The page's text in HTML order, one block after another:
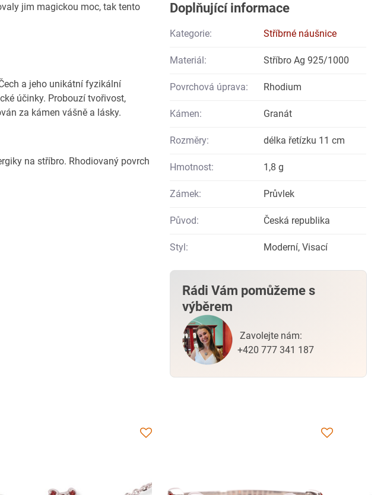
jim magickou moc, tak tento
a jeho unikátní fyzikální
účinky. Probouzí tvořivost,
za kámen vášně a lásky.
na stříbro. Rhodiovaný povrch
Doplňující informace
Kategorie: Stříbrné náušnice
Materiál: Stříbro Ag 925/1000
Povrchová úprava: Rhodium
Kámen: Granát
Rozměry: délka řetízku 11 cm
Hmotnost: 1,8 g
Zámek: Průvlek
Původ: Česká republika
Styl: Moderní, Visací
Rádi Vám pomůžeme s
výběrem
Zavolejte nám:
+420 777 341 187